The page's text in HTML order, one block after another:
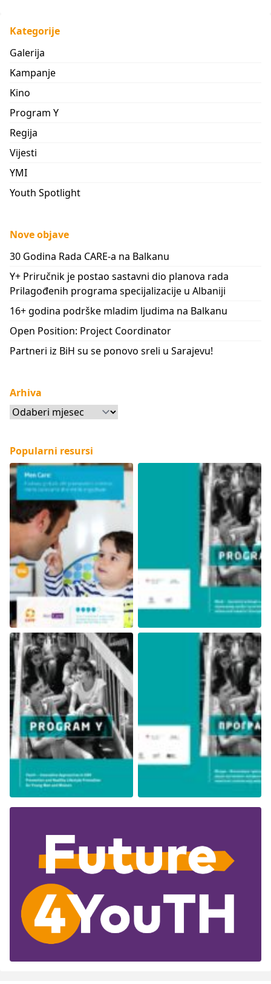
Kategorije
Galerija
Kampanje
Kino
Program Y
Regija
Vijesti
YMI
Youth Spotlight
Nove objave
30 Godina Rada CARE-a na Balkanu
Y+ Priručnik je postao sastavni dio planova rada
Prilagođenih programa specijalizacije u Albaniji
16+ godina podrške mladim ljudima na Balkanu
Open Position: Project Coordinator
Partneri iz BiH su se ponovo sreli u Sarajevu!
Arhiva
Arhiva
Popularni resursi